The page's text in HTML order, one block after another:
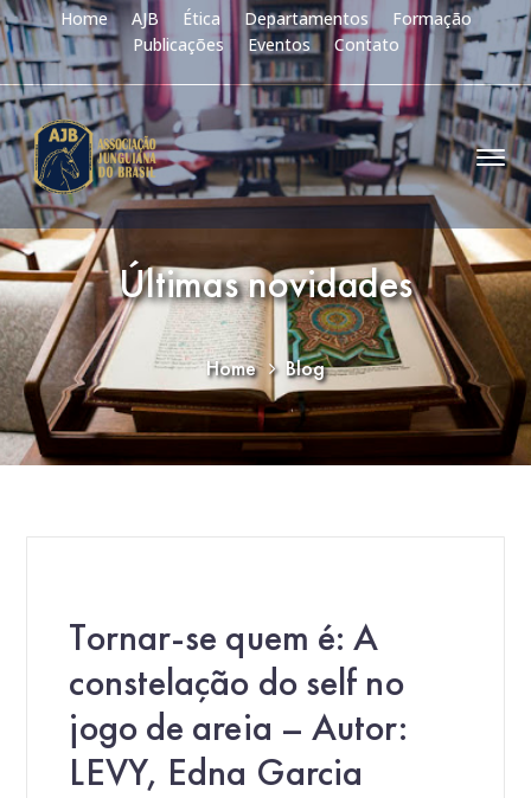
Home AJB Ética Departamentos
Formação
Publicações
Eventos Contato
Últimas novidades
Home Blog
Tornar-se quem é: A
constelação do self no
jogo de areia – Autor:
LEVY, Edna Garcia